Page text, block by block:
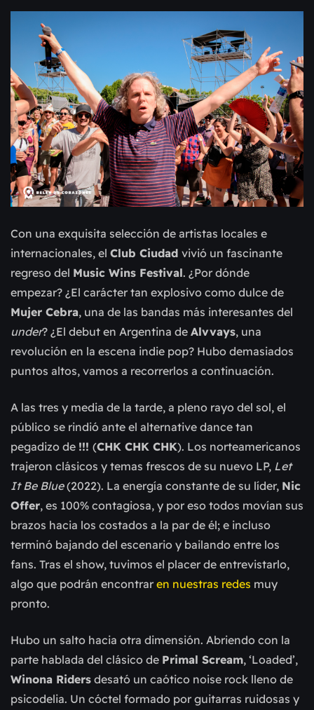
Con una exquisita selección de artistas locales e
internacionales, el Club Ciudad vivió un fascinante
regreso del Music Wins Festival. ¿Por dónde
empezar? ¿El carácter tan explosivo como dulce de
Mujer Cebra, una de las bandas más interesantes del
under? ¿El debut en Argentina de Alvvays, una
revolución en la escena indie pop? Hubo demasiados
puntos altos, vamos a recorrerlos a continuación.
A las tres y media de la tarde, a pleno rayo del sol, el
público se rindió ante el alternative dance tan
pegadizo de !!! (CHK CHK CHK). Los norteamericanos
trajeron clásicos y temas frescos de su nuevo LP, Let
It Be Blue(2022). La energía constante de su líder, Nic
Offer, es 100% contagiosa, y por eso todos movían sus
brazos hacia los costados a la par de él; e incluso
terminó bajando del escenario y bailando entre los
fans. Tras el show, tuvimos el placer de entrevistarlo,
algo que podrán encontrar en nuestras redes muy
pronto.
Hubo un salto hacia otra dimensión. Abriendo con la
parte hablada del clásico de Primal Scream, ‘Loaded’,
Winona Riders desató un caótico noise rock lleno de
psicodelia. Un cóctel formado por guitarras ruidosas y